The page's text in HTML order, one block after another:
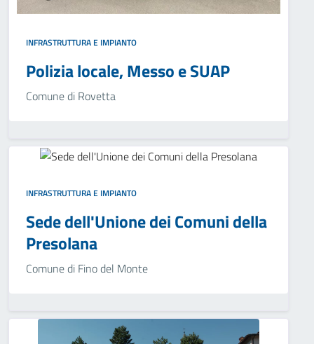
INFRASTRUTTURA E IMPIANTO
Polizia locale, Messo e SUAP
Comune di Rovetta
INFRASTRUTTURA E IMPIANTO
Sede dell'Unione dei Comuni della
Presolana
Comune di Fino del Monte